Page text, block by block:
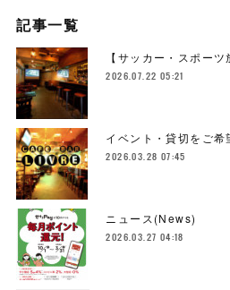
記事一覧
【サッカー・スポーツ
2026.07.22 05:21
イベント・貸切をご希
2026.03.28 07:45
ニュース(News)
2026.03.27 04:18